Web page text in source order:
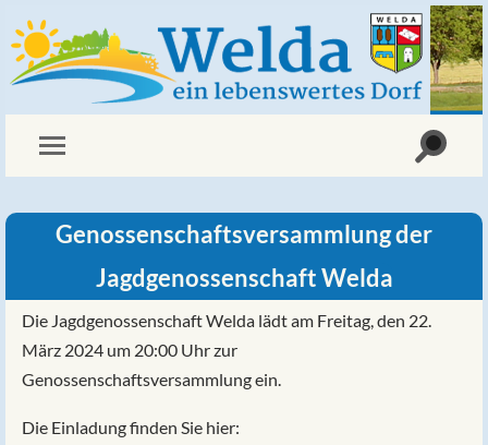
Genossenschaftsversammlung der
Jagdgenossenschaft Welda
Die Jagdgenossenschaft Welda lädt am Freitag, den 22.
März 2024 um 20:00 Uhr zur
Genossenschaftsversammlung ein.
Die Einladung finden Sie hier: